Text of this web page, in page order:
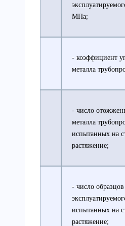
МПа;
- коэффициент
металла
- число
металла
испытанных на
растяжение;
- число
испытанных на
растяжение;